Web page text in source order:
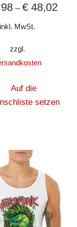
– €48,02
inkl. MwSt.
zzgl.
Auf die
setzen